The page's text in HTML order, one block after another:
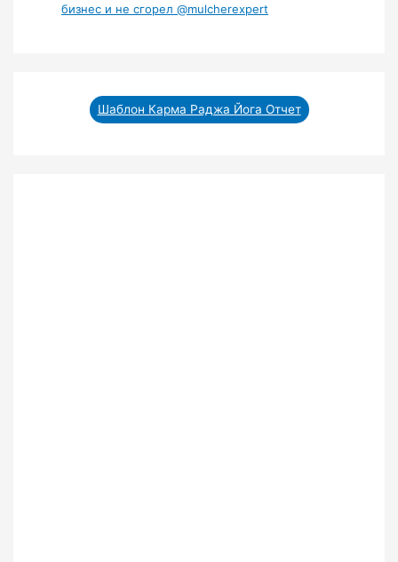
бизнес и не сгорел ‪@mulcherexpert‬​
Шаблон Карма Раджа Йога Отчет